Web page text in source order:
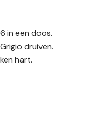
in een doos.
druiven.
hart.